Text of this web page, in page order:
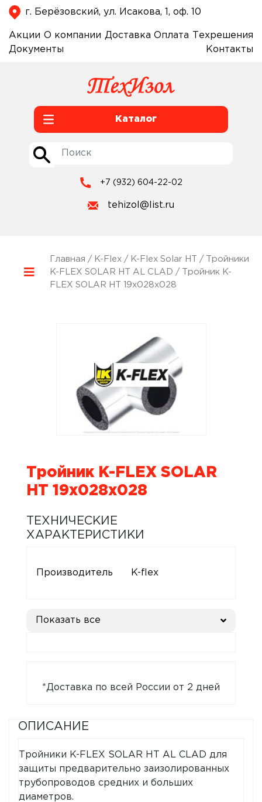
г. Берёзовский, ул. Исакова, 1, оф. 10
Акции О компании Доставка Оплата
Техрешения
Документы
Контакты
Каталог
+7 (932) 604-22-02
tehizol@list.ru
Главная / K-Flex/ K-Flex Solar HT /
Тройники
K-FLEX SOLAR HT AL CLAD / Тройник K-
FLEX SOLAR HT 19x028x028
Тройник K-FLEX SOLAR
HT 19x028x028
ТЕХНИЧЕСКИЕ
ХАРАКТЕРИСТИКИ
Производитель K-flex
Показать все
*Доставка по всей России от 2 дней
ОПИСАНИЕ
Тройники K-FLEX SOLAR HT AL CLAD для
защиты предварительно заизолированных
трубопроводов средних и больших
диаметров.